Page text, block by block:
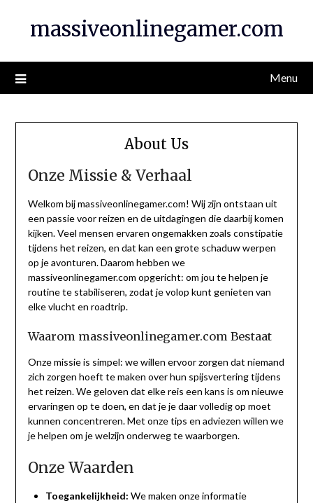
massiveonlinegamer.com
Menu
About Us
Onze Missie & Verhaal
Welkom bij massiveonlinegamer.com! Wij zijn ontstaan uit
een passie voor reizen en de uitdagingen die daarbij komen
kijken. Veel mensen ervaren ongemakken zoals constipatie
tijdens het reizen, en dat kan een grote schaduw werpen
op je avonturen. Daarom hebben we
massiveonlinegamer.com opgericht: om jou te helpen je
routine te stabiliseren, zodat je volop kunt genieten van
elke vlucht en roadtrip.
Waarom massiveonlinegamer.com Bestaat
Onze missie is simpel: we willen ervoor zorgen dat niemand
zich zorgen hoeft te maken over hun spijsvertering tijdens
het reizen. We geloven dat elke reis een kans is om nieuwe
ervaringen op te doen, en dat je je daar volledig op moet
kunnen concentreren. Met onze tips en adviezen willen we
je helpen om je welzijn onderweg te waarborgen.
Onze Waarden
Toegankelijkheid: We maken onze informatie